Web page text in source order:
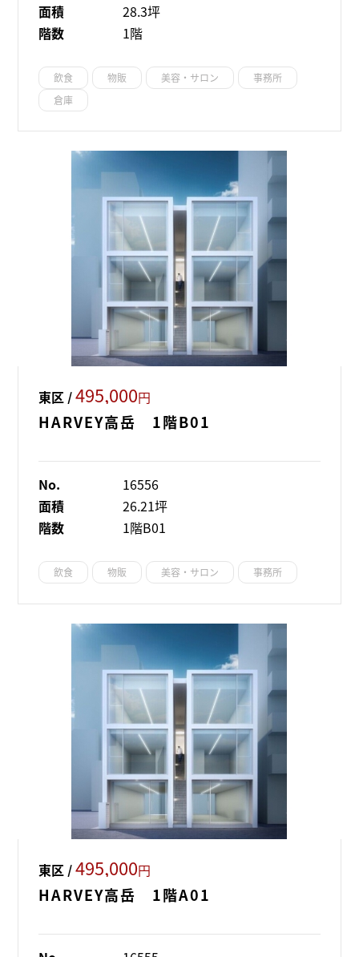
面積
28.3坪
階数
1階
飲食 物販 美容・サロン
事務所
倉庫
東区 /495,000円
HARVEY高岳 1階B01
No.
16556
面積
26.21坪
階数
1階B01
飲食 物販 美容・サロン 事務所
東区 /495,000円
HARVEY高岳 1階A01